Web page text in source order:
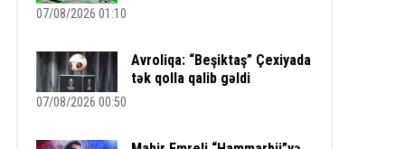
07/08/2026 01:10
Avroliqa: “Beşiktaş” Çexiyada
tək qolla qalib gəldi
07/08/2026 00:50